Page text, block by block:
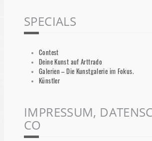
SPECIALS
Contest
Deine Kunst auf Arttrado
Galerien – Die Kunstgalerie im Fokus.
Künstler
IMPRESSUM,
CO